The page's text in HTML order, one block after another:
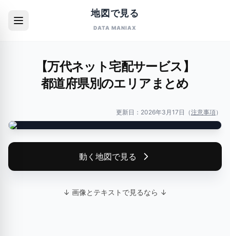
地図で見る
DATA MANIAX
【万代ネット宅配サービス】
都道府県別のエリアまとめ
更新日： 2026年3月17日 （注意事項）
動く地図で見る
↓ 画像とテキストで見るなら ↓